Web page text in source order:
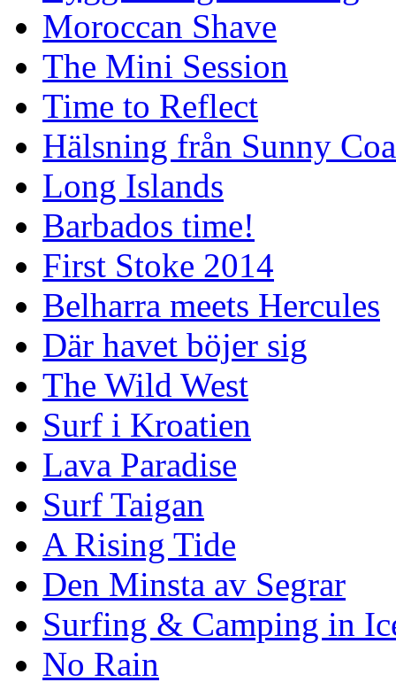
Moroccan Shave
The Mini Session
Time to Reflect
Hälsning från Sunny
Long Islands
Barbados time!
First Stoke 2014
Belharra meets Hercules
Där havet böjer sig
The Wild West
Surf i Kroatien
Lava Paradise
Surf Taigan
A Rising Tide
Den Minsta av Segrar
Surfing & Camping in
No Rain